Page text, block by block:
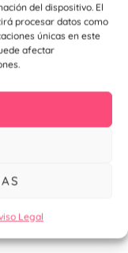
del dispositivo. El
procesar datos como
únicas en este
afectar
Legal
con el mismo
de tu evento.
cada detalle de
, creando una
invitados.
sea
celebración sea